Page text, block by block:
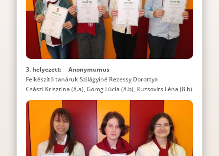
3. helyezett: Anonymumus
Felkészítő tanáruk:Szilágyiné Rezessy Dorottya
Császi Krisztina (8.a), Görög Lúcia (8.b), Ruzsovits Léna (8.b)